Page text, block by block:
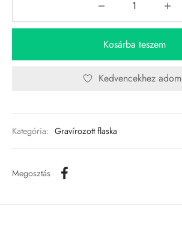
Kosárba teszem
Kedvencekhez adom
Kategória: Gravírozott flaska
Megosztás